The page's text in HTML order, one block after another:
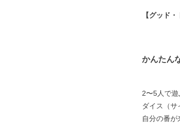
【グッド
かんたん
2〜5人で
ダイス（
自分の番